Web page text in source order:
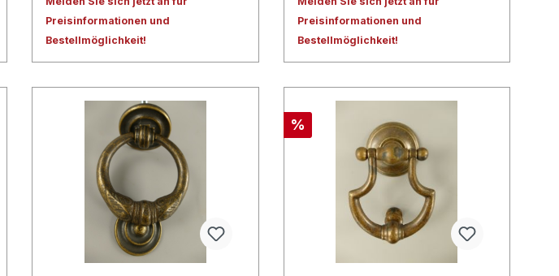
Preisinformationen und
Bestellmöglichkeit!
Preisinformationen und
Bestellmöglichkeit!
%